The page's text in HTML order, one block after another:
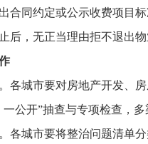
合同约定或公示收费项目
后，无正当理由拒不退出
各城市要对房地产开发、
公开”抽查与专项检查，
各城市要将整治问题清单